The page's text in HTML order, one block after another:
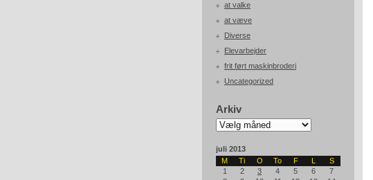
at valke
at væve
Diverse
Elevarbejder
frit ført maskinbroderi
Uncategorized
Arkiv
Arkiv
juli 2013
M
Ti O To F L
S
1
2 3 4 5 6
7